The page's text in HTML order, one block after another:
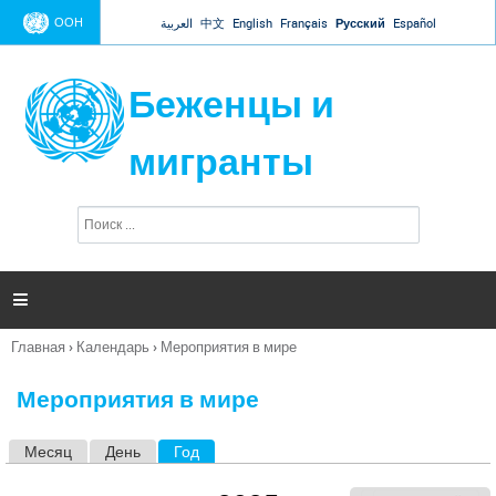
Jump to navigation
ООН العربية 中文 English Français Русский Español
Беженцы и
мигранты
п
и

Вы
Главная › Календарь › Мероприятия в мире
Мероприятия в мире
Месяц День Год